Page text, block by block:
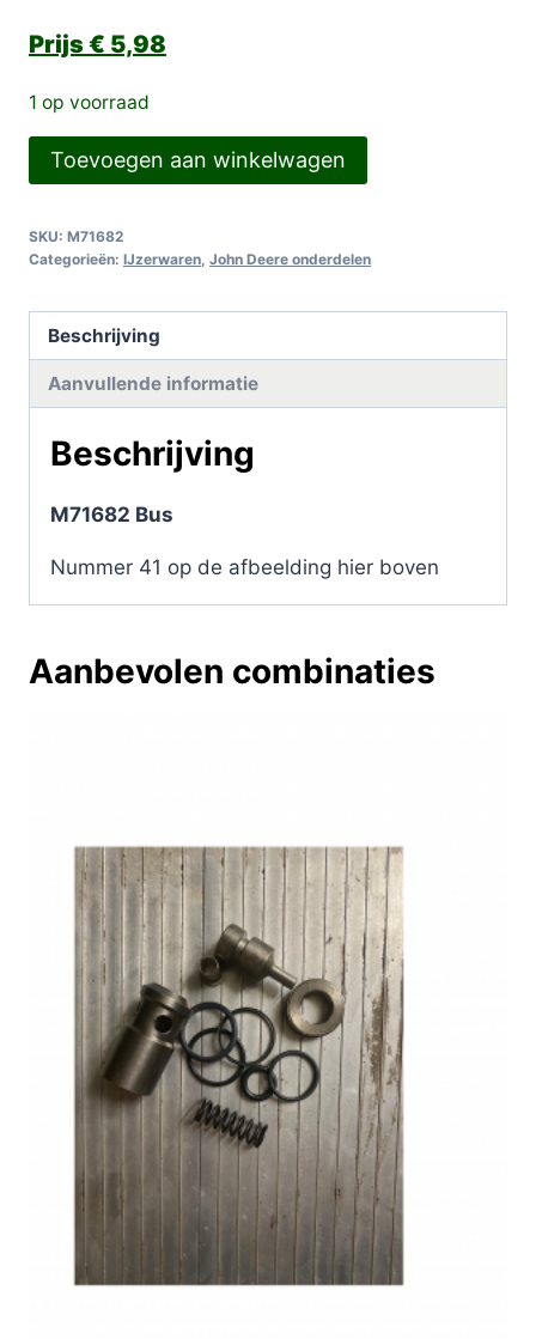
€ 5,98
1 op voorraad
M71682
Bus
Toevoegen aan winkelwagen
SKU: M71682
Categorieën: IJzerwaren John Deere onderdelen
Beschrijving
Aanvullende informatie
Beschrijving
M71682 Bus
Nummer 41 op de afbeelding hier boven
Aanbevolen combinaties